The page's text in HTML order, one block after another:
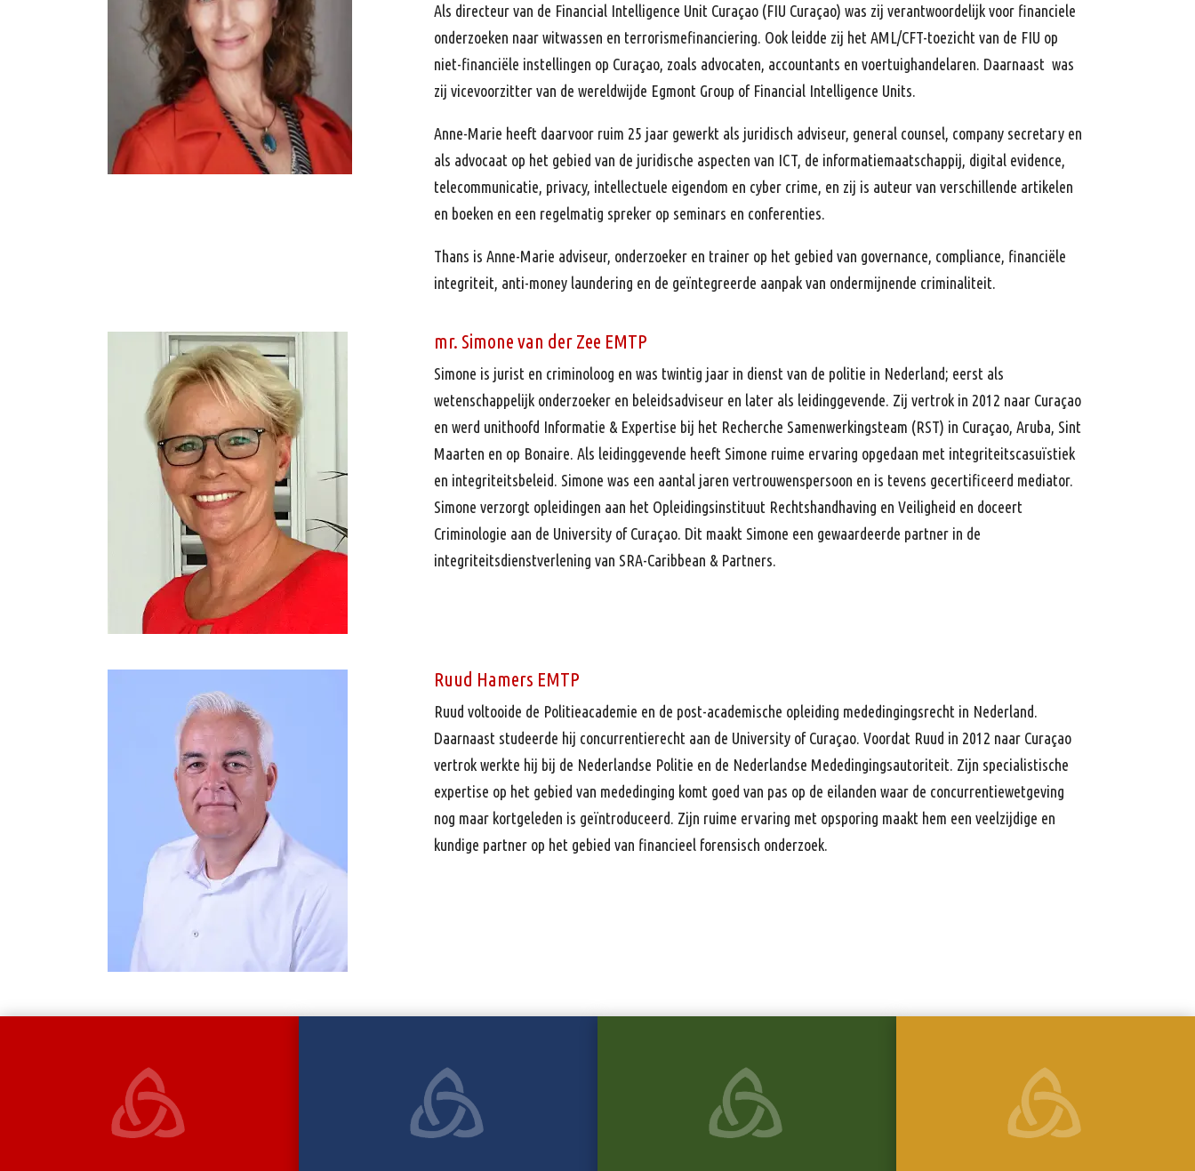
Als directeur van de Financial Intelligence Unit Curaçao (FIU Curaçao) was zij verantwoordelijk voor financiele
onderzoeken naar witwassen en terrorismefinanciering. Ook leidde zij het AML/CFT-toezicht van de FIU op
niet-financiële instellingen op Curaçao, zoals advocaten, accountants en voertuighandelaren. Daarnaast was
zij vicevoorzitter van de wereldwijde Egmont Group of Financial Intelligence Units.
Anne-Marie heeft daarvoor ruim 25 jaar gewerkt als juridisch adviseur, general counsel, company secretary en
als advocaat op het gebied van de juridische aspecten van ICT, de informatiemaatschappij, digital evidence,
telecommunicatie, privacy, intellectuele eigendom en cyber crime, en zij is auteur van verschillende artikelen
en boeken en een regelmatig spreker op seminars en conferenties.
Thans is Anne-Marie adviseur, onderzoeker en trainer op het gebied van governance, compliance, financiële
integriteit, anti-money laundering en de geïntegreerde aanpak van ondermijnende criminaliteit.
mr. Simone van der Zee EMTP
Simone is jurist en criminoloog en was twintig jaar in dienst van de politie in Nederland; eerst als
wetenschappelijk onderzoeker en beleidsadviseur en later als leidinggevende. Zij vertrok in 2012 naar Curaçao
en werd unithoofd Informatie & Expertise bij het Recherche Samenwerkingsteam (RST) in Curaçao, Aruba, Sint
Maarten en op Bonaire. Als leidinggevende heeft Simone ruime ervaring opgedaan met integriteitscasuïstiek
en integriteitsbeleid. Simone was een aantal jaren vertrouwenspersoon en is tevens gecertificeerd mediator.
Simone verzorgt opleidingen aan het Opleidingsinstituut Rechtshandhaving en Veiligheid en doceert
Criminologie aan de University of Curaçao. Dit maakt Simone een gewaardeerde partner in de
integriteitsdienstverlening van SRA-Caribbean & Partners.
Ruud Hamers EMTP
Ruud voltooide de Politieacademie en de post-academische opleiding mededingingsrecht in Nederland.
Daarnaast studeerde hij concurrentierecht aan de University of Curaçao. Voordat Ruud in 2012 naar Curaçao
vertrok werkte hij bij de Nederlandse Politie en de Nederlandse Mededingingsautoriteit. Zijn specialistische
expertise op het gebied van mededinging komt goed van pas op de eilanden waar de concurrentiewetgeving
nog maar kortgeleden is geïntroduceerd. Zijn ruime ervaring met opsporing maakt hem een veelzijdige en
kundige partner op het gebied van financieel forensisch onderzoek.